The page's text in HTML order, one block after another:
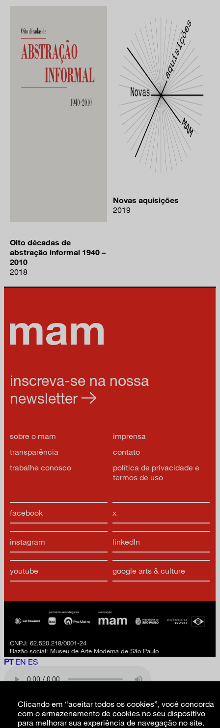
Oito décadas de
abstração informal 1940 –
2010
2018
Novas aquisições
2019
facebook x
instagram linkedIn
youtube google arts & culture
inscreva-se na nossa
newsletter
sobre o mam
imprensa
transparência
contato
trabalhe conosco
política de privacidade e
termos de uso
CNPJ: 62.520.218/0001-24
Razão social: Museu de Arte Moderna de São Paulo
PT EN ES
Clicando em “aceitar todos os cookies”, você concorda
com o armazenamento de cookies no seu dispositivo
para melhorar sua experiência de navegação no site.